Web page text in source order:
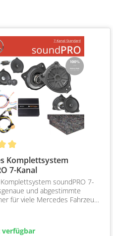
Komplettsystem
7-Kanal
soundPRO 7-
und abgestimmte
für viele Mercedes Fahrzeuge